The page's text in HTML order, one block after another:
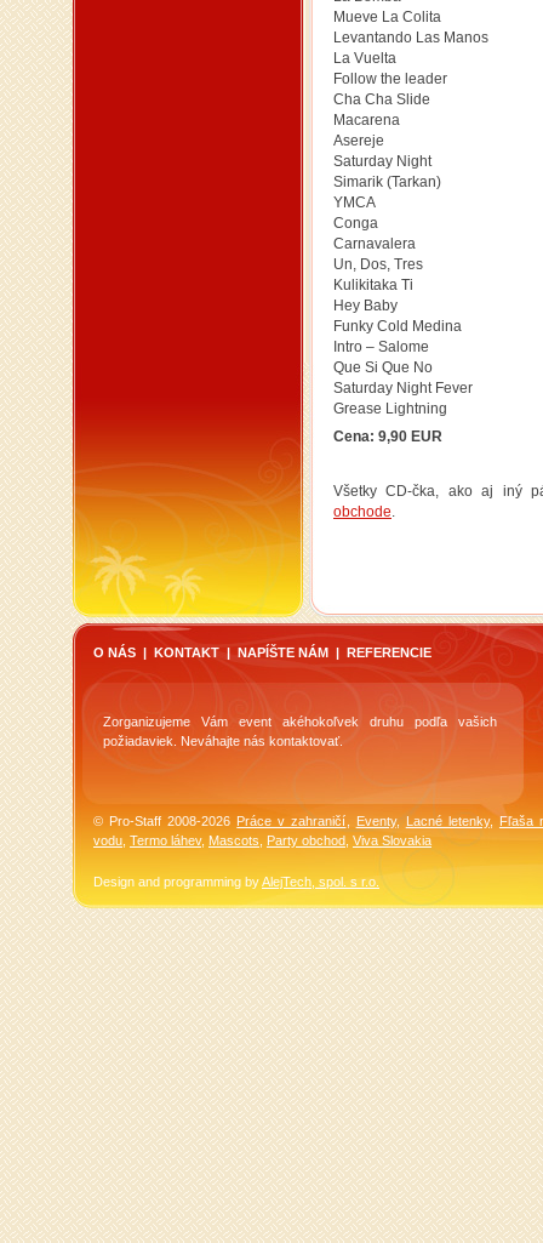
Mueve La Colita
Levantando Las Manos
La Vuelta
Follow the leader
Cha Cha Slide
Macarena
Asereje
Saturday Night
Simarik (Tarkan)
YMCA
Conga
Carnavalera
Un, Dos, Tres
Kulikitaka Ti
Hey Baby
Funky Cold Medina
Intro – Salome
Que Si Que No
Saturday Night Fever
Grease Lightning
Cena: 9,90 EUR
Všetky CD-čka, ako aj iný
obchode.
O NÁS KONTAKT NAPÍŠTE NÁM REFERENCIE
Zorganizujeme Vám event akéhokoľvek druhu podľa vašich
požiadaviek. Neváhajte nás kontaktovať.
© Pro-Staff 2008-2026 Práce v zahraničí Eventy, Lacné letenky, Fľaša
vodu Termo láhev, Mascots Party obchod Viva Slovakia
Design and programming byAlejTech, spol. s r.o.